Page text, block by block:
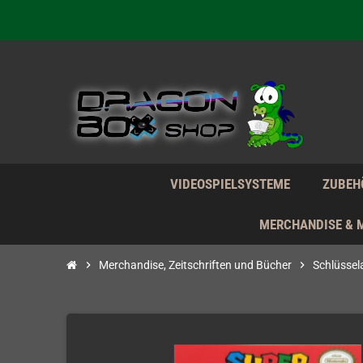
VIDEOSPIELSYSTEME
MERCHANDISE &
chevron_right Merchandise, Zeitschriften und Bücher chevron_right